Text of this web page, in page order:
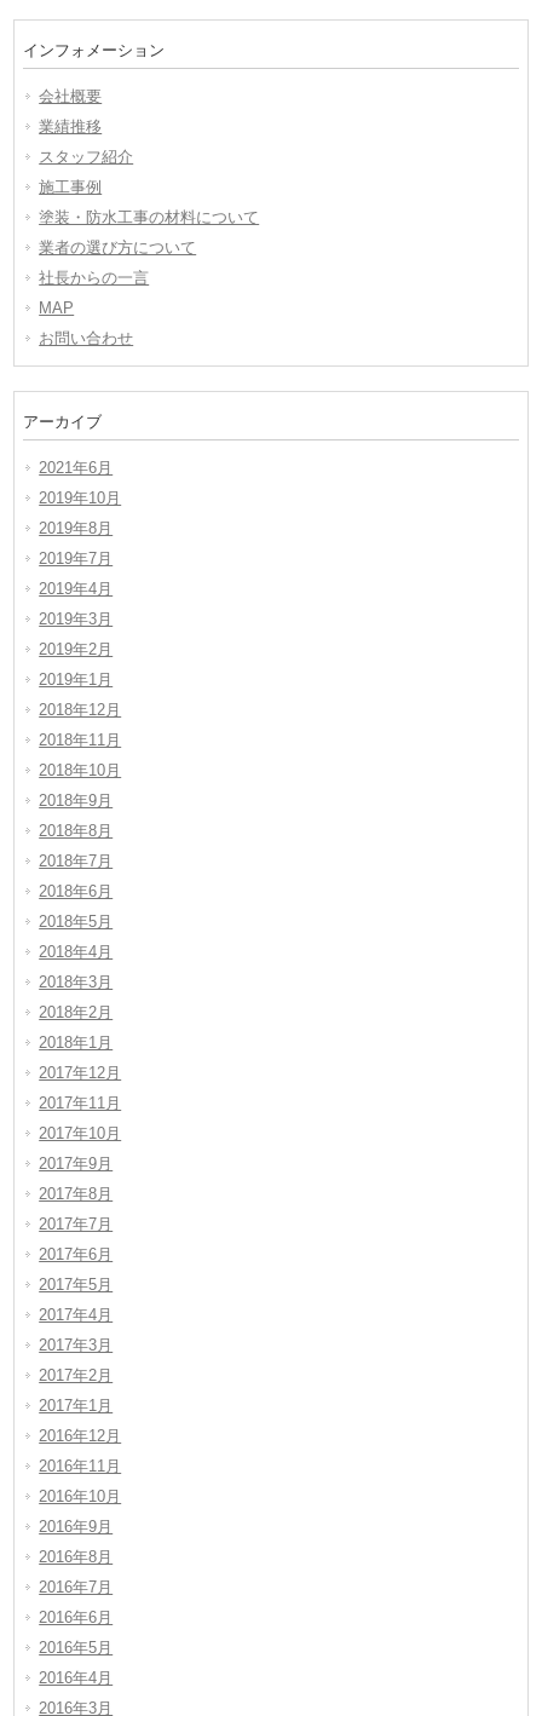
インフォメーション
会社概要
業績推移
スタッフ紹介
施工事例
塗装・防水工事の材料について
業者の選び方について
社長からの一言
MAP
お問い合わせ
アーカイブ
2021年6月
2019年10月
2019年8月
2019年7月
2019年4月
2019年3月
2019年2月
2019年1月
2018年12月
2018年11月
2018年10月
2018年9月
2018年8月
2018年7月
2018年6月
2018年5月
2018年4月
2018年3月
2018年2月
2018年1月
2017年12月
2017年11月
2017年10月
2017年9月
2017年8月
2017年7月
2017年6月
2017年5月
2017年4月
2017年3月
2017年2月
2017年1月
2016年12月
2016年11月
2016年10月
2016年9月
2016年8月
2016年7月
2016年6月
2016年5月
2016年4月
2016年3月